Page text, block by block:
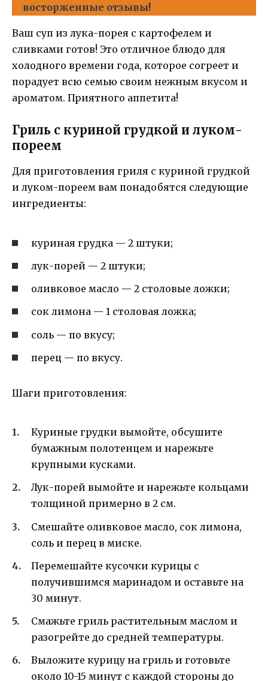
восторженные отзывы!
Ваш суп из лука-порея с картофелем и
сливками готов! Это отличное блюдо для
холодного времени года, которое согреет и
порадует всю семью своим нежным вкусом и
ароматом. Приятного аппетита!
Гриль с куриной грудкой и луком-
пореем
Для приготовления гриля с куриной грудкой
и луком-пореем вам понадобятся следующие
ингредиенты:
куриная грудка — 2 штуки;
лук-порей — 2 штуки;
оливковое масло — 2 столовые ложки;
сок лимона — 1 столовая ложка;
соль — по вкусу;
перец — по вкусу.
Шаги приготовления:
Куриные грудки вымойте, обсушите
бумажным полотенцем и нарежьте
крупными кусками.
Лук-порей вымойте и нарежьте кольцами
толщиной примерно в 2 см.
Смешайте оливковое масло, сок лимона,
соль и перец в миске.
Перемешайте кусочки курицы с
получившимся маринадом и оставьте на
30 минут.
Смажьте гриль растительным маслом и
разогрейте до средней температуры.
Выложите курицу на гриль и готовьте
около 10-15 минут с каждой стороны до